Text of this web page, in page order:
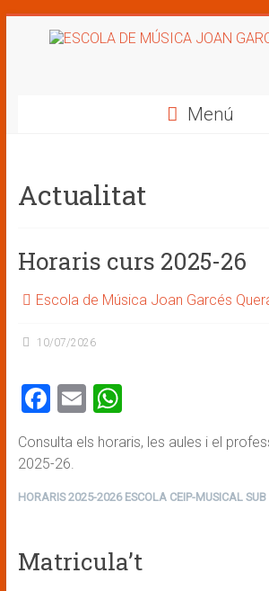
JOAN
GARCÉS
QUERALT
Menú
Actualitat
Horaris curs 2025-26
Escola de Música Joan Garcés
10/07/2026
F
a
ce
b
E
m
ai
l
W
h
at
s
p
Consulta els horaris, les aules i el
2025-26.
HORARIS 2025-2026 ESCOLA CEIP-MUSICAL SUB
Matricula’t